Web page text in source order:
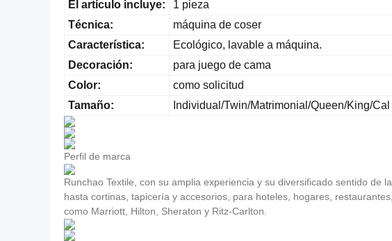
El artículo incluye:
1 pieza
Técnica:
máquina de coser
Característica:
Ecológico, lavable a máquina.
Decoración:
para juego de cama
Color:
como solicitud
Tamaño:
Individual/Twin/Matrimonial/Queen/King/
Perfil de marca
Runchao Textile, con su amplia experiencia y su diversificado sentido
hasta cortinas, tapicería y accesorios, para hoteles, hogares,
como Marriott, Hilton, Sheraton y Ritz-Carlton.